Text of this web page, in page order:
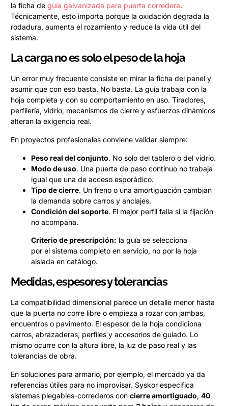
la ficha de guía galvanizada para puerta corredera.
Técnicamente, esto importa porque la oxidación degrada la
rodadura, aumenta el rozamiento y reduce la vida útil del
sistema.
La carga no es solo el peso de la hoja
Un error muy frecuente consiste en mirar la ficha del panel y
asumir que con eso basta. No basta. La guía trabaja con la
hoja completa y con su comportamiento en uso. Tiradores,
perfilería, vidrio, mecanismos de cierre y esfuerzos dinámicos
alteran la exigencia real.
En proyectos profesionales conviene validar siempre:
Peso real del conjunto. No solo del tablero o del vidrio.
Modo de uso. Una puerta de paso continuo no trabaja
igual que una de acceso esporádico.
Tipo de cierre. Un freno o una amortiguación cambian
la demanda sobre carros y anclajes.
Condición del soporte. El mejor perfil falla si la fijación
no acompaña.
Criterio de prescripción: la guía se selecciona
por el sistema completo en servicio, no por la hoja
aislada en catálogo.
Medidas, espesores y tolerancias
La compatibilidad dimensional parece un detalle menor hasta
que la puerta no corre libre o empieza a rozar con jambas,
encuentros o pavimento. El espesor de la hoja condiciona
carros, abrazaderas, perfiles y accesorios de guiado. Lo
mismo ocurre con la altura libre, la luz de paso real y las
tolerancias de obra.
En soluciones para armario, por ejemplo, el mercado ya da
referencias útiles para no improvisar. Syskor especifica
sistemas plegables-correderos con cierre amortiguado, 40